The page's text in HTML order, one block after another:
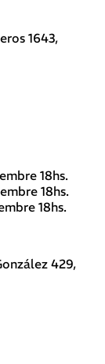
1643,
18hs.
18hs.
18hs.
429,